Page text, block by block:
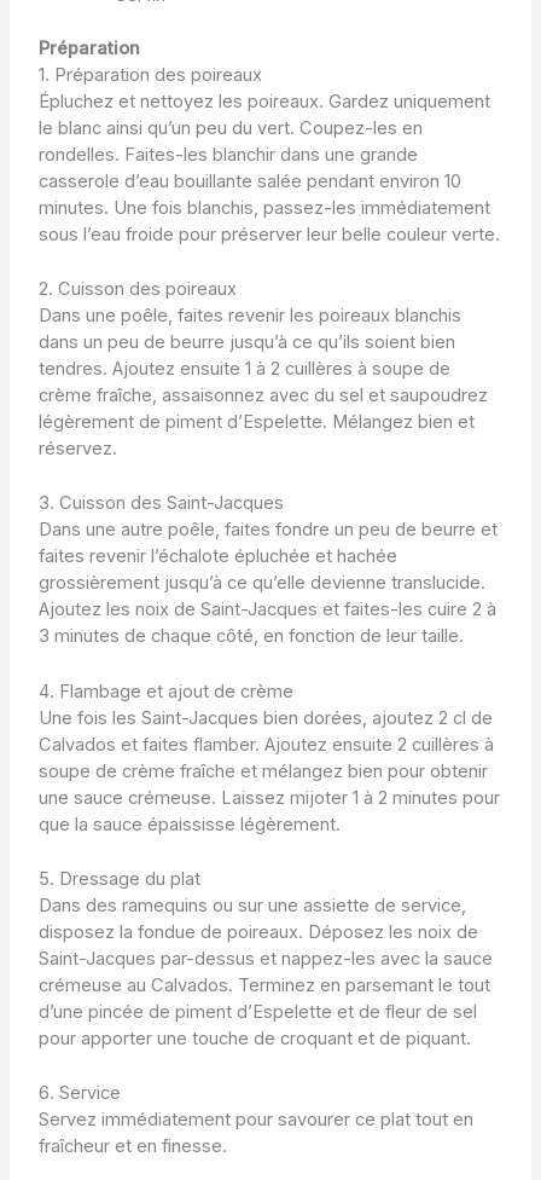
Préparation
1. Préparation des poireaux
Épluchez et nettoyez les poireaux. Gardez uniquement
le blanc ainsi qu’un peu du vert. Coupez-les en
rondelles. Faites-les blanchir dans une grande
casserole d’eau bouillante salée pendant environ 10
minutes. Une fois blanchis, passez-les immédiatement
sous l’eau froide pour préserver leur belle couleur verte.
2. Cuisson des poireaux
Dans une poêle, faites revenir les poireaux blanchis
dans un peu de beurre jusqu’à ce qu’ils soient bien
tendres. Ajoutez ensuite 1 à 2 cuillères à soupe de
crème fraîche, assaisonnez avec du sel et saupoudrez
légèrement de piment d’Espelette. Mélangez bien et
réservez.
3. Cuisson des Saint-Jacques
Dans une autre poêle, faites fondre un peu de beurre et
faites revenir l’échalote épluchée et hachée
grossièrement jusqu’à ce qu’elle devienne translucide.
Ajoutez les noix de Saint-Jacques et faites-les cuire 2 à
3 minutes de chaque côté, en fonction de leur taille.
4. Flambage et ajout de crème
Une fois les Saint-Jacques bien dorées, ajoutez 2 cl de
Calvados et faites flamber. Ajoutez ensuite 2 cuillères à
soupe de crème fraîche et mélangez bien pour obtenir
une sauce crémeuse. Laissez mijoter 1 à 2 minutes pour
que la sauce épaississe légèrement.
5. Dressage du plat
Dans des ramequins ou sur une assiette de service,
disposez la fondue de poireaux. Déposez les noix de
Saint-Jacques par-dessus et nappez-les avec la sauce
crémeuse au Calvados. Terminez en parsemant le tout
d’une pincée de piment d’Espelette et de fleur de sel
pour apporter une touche de croquant et de piquant.
6. Service
Servez immédiatement pour savourer ce plat tout en
fraîcheur et en finesse.